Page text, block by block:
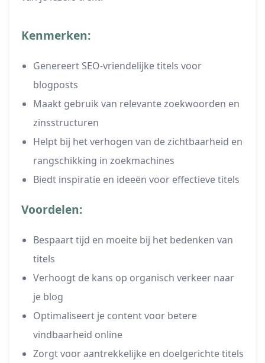
Kenmerken:
Genereert SEO-vriendelijke titels voor
blogposts
Maakt gebruik van relevante zoekwoorden en
zinsstructuren
Helpt bij het verhogen van de zichtbaarheid en
rangschikking in zoekmachines
Biedt inspiratie en ideeën voor effectieve titels
Voordelen:
Bespaart tijd en moeite bij het bedenken van
titels
Verhoogt de kans op organisch verkeer naar
je blog
Optimaliseert je content voor betere
vindbaarheid online
Zorgt voor aantrekkelijke en doelgerichte titels